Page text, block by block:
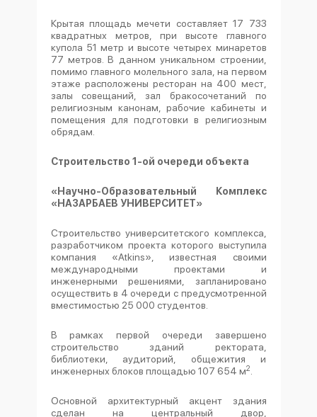
Крытая площадь мечети составляет 17 733
квадратных метров, при высоте главного
купола 51 метр и высоте четырех минаретов
77 метров. В данном уникальном строении,
помимо главного молельного зала, на первом
этаже расположены ресторан на 400 мест,
залы совещаний, зал бракосочетаний по
религиозным канонам, рабочие кабинеты и
помещения для подготовки в религиозным
обрядам.
Строительство 1-ой очереди объекта
«Научно-Образовательный Комплекс
«НАЗАРБАЕВ УНИВЕРСИТЕТ»
Строительство университетского комплекса,
разработчиком проекта которого выступила
компания «Atkins», известная своими
международными проектами и
инженерными решениями, запланировано
осуществить в 4 очереди с предусмотренной
вместимостью 25 000 студентов.
В рамках первой очереди завершено
строительство зданий ректората,
библиотеки, аудиторий, общежития и
инженерных блоков площадью 107 654 м2
Основной архитектурный акцент здания
сделан на центральный двор,